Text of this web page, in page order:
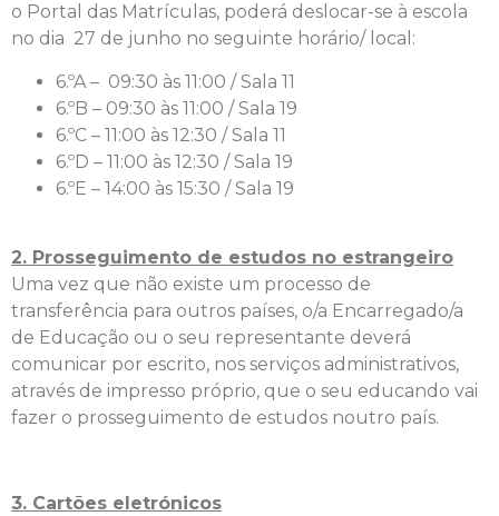
o Portal das Matrículas, poderá deslocar-se à escola
no dia 27 de junho no seguinte horário/ local:
6.ºA – 09:30 às 11:00 / Sala 11
6.ºB – 09:30 às 11:00 / Sala 19
6.ºC – 11:00 às 12:30 / Sala 11
6.ºD – 11:00 às 12:30 / Sala 19
6.ºE – 14:00 às 15:30 / Sala 19
2. Prosseguimento de estudos no estrangeiro
Uma vez que não existe um processo de
transferência para outros países, o/a Encarregado/a
de Educação ou o seu representante deverá
comunicar por escrito, nos serviços administrativos,
através de impresso próprio, que o seu educando vai
fazer o prosseguimento de estudos noutro país.
3. Cartões eletrónicos